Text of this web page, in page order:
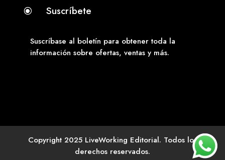
\ Suscríbete
Suscríbase al boletín para obtener toda la
información sobre ofertas, ventas y más.
Copyright 2025 LiveWorking Editorial. Todos los
derechos reservados.